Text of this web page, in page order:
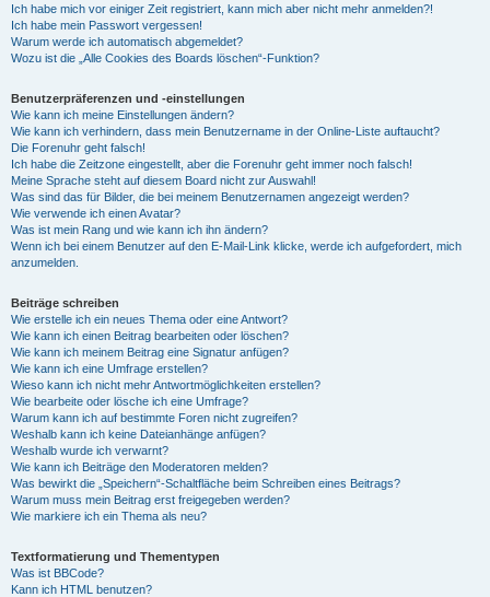
Ich habe mich vor einiger Zeit registriert, kann mich aber nicht mehr anmelden?!
Ich habe mein Passwort vergessen!
Warum werde ich automatisch abgemeldet?
Wozu ist die „Alle Cookies des Boards löschen“-Funktion?
Benutzerpräferenzen und -einstellungen
Wie kann ich meine Einstellungen ändern?
Wie kann ich verhindern, dass mein Benutzername in der Online-Liste auftaucht?
Die Forenuhr geht falsch!
Ich habe die Zeitzone eingestellt, aber die Forenuhr geht immer noch falsch!
Meine Sprache steht auf diesem Board nicht zur Auswahl!
Was sind das für Bilder, die bei meinem Benutzernamen angezeigt werden?
Wie verwende ich einen Avatar?
Was ist mein Rang und wie kann ich ihn ändern?
Wenn ich bei einem Benutzer auf den E-Mail-Link klicke, werde ich aufgefordert, mich
anzumelden.
Beiträge schreiben
Wie erstelle ich ein neues Thema oder eine Antwort?
Wie kann ich einen Beitrag bearbeiten oder löschen?
Wie kann ich meinem Beitrag eine Signatur anfügen?
Wie kann ich eine Umfrage erstellen?
Wieso kann ich nicht mehr Antwortmöglichkeiten erstellen?
Wie bearbeite oder lösche ich eine Umfrage?
Warum kann ich auf bestimmte Foren nicht zugreifen?
Weshalb kann ich keine Dateianhänge anfügen?
Weshalb wurde ich verwarnt?
Wie kann ich Beiträge den Moderatoren melden?
Was bewirkt die „Speichern“-Schaltfläche beim Schreiben eines Beitrags?
Warum muss mein Beitrag erst freigegeben werden?
Wie markiere ich ein Thema als neu?
Textformatierung und Thementypen
Was ist BBCode?
Kann ich HTML benutzen?